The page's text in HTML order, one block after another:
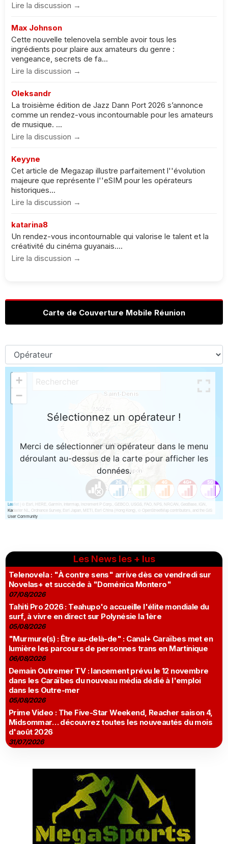
Lire la discussion →
Max Johnson
Cette nouvelle telenovela semble avoir tous les
ingrédients pour plaire aux amateurs du genre :
vengeance, secrets de fa...
Lire la discussion →
Oleksandr
La troisième édition de Jazz Dann Port 2026 s’annonce
comme un rendez-vous incontournable pour les amateurs
de musique. ...
Lire la discussion →
Keyyne
Cet article de Megazap illustre parfaitement l''évolution
majeure que représente l''eSIM pour les opérateurs
historiques...
Lire la discussion →
katarina8
Un rendez-vous incontournable qui valorise le talent et la
créativité du cinéma guyanais....
Lire la discussion →
Carte de Couverture Mobile Réunion
Les News les + lus
Telenovela : "À contre sens" arrive dès ce vendredi sur
Novelas+ et succède à "Doménica Montero"
07/08/2026
Tahiti Pro 2026 : Teahupo'o accueille l'élite mondiale du
surf, à vivre en direct sur Polynésie la 1ère
05/08/2026
"Murmure(s) : Être au-delà-de" : Canal+ Caraïbes met en
lumière les parcours de personnes trans en Martinique
06/08/2026
Demain Outremer TV : lancement prévu le 12 novembre
dans les Caraïbes du nouveau média dédié à l'emploi
dans les Outre-mer
05/08/2026
Prime Video : The Five-Star Weekend, Reacher saison 4,
Midsommar… découvrez toutes les nouveautés du mois
d'août 2026
31/07/2026